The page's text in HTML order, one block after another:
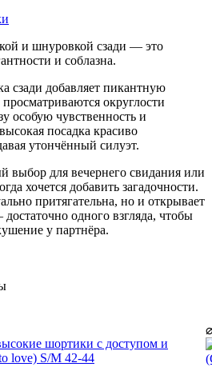
и шнуровкой сзади — это
и соблазна.
сзади добавляет пикантную
просматриваются округлости
особую чувственность и
посадка красиво
утончённый силуэт.
для вечернего свидания или
хочется добавить загадочности.
притягательна, но и открывает
одного взгляда, чтобы
у партнёра.